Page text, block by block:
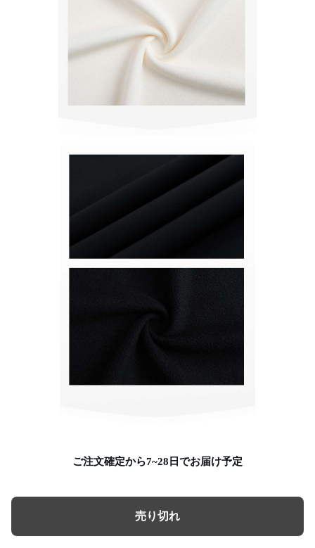
ご注文確定から7~28日でお届け予定
売り切れ